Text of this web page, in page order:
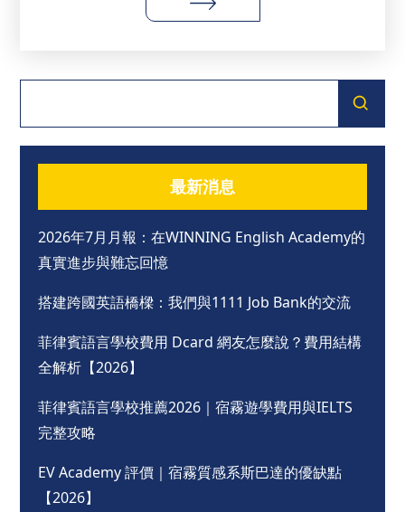
最新消息
2026年7月月報：在WINNING English Academy的
真實進步與難忘回憶
搭建跨國英語橋樑：我們與1111 Job Bank的交流
菲律賓語言學校費用 Dcard 網友怎麼說？費用結構
全解析【2026】
菲律賓語言學校推薦2026｜宿霧遊學費用與IELTS
完整攻略
EV Academy 評價｜宿霧質感系斯巴達的優缺點
【2026】